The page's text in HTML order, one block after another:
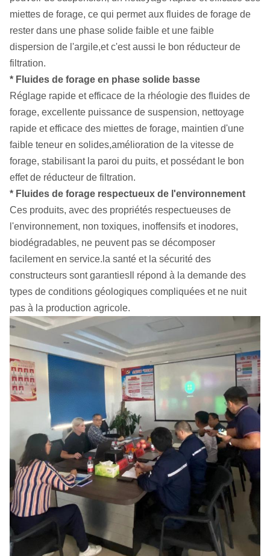
miettes de forage, ce qui permet aux fluides de forage de
rester dans une phase solide faible et une faible
dispersion de l'argile,et c'est aussi le bon réducteur de
filtration.
* Fluides de forage en phase solide basse
Réglage rapide et efficace de la rhéologie des fluides de
forage, excellente puissance de suspension, nettoyage
rapide et efficace des miettes de forage, maintien d'une
faible teneur en solides,amélioration de la vitesse de
forage, stabilisant la paroi du puits, et possédant le bon
effet de réducteur de filtration.
* Fluides de forage respectueux de l'environnement
Ces produits, avec des propriétés respectueuses de
l'environnement, non toxiques, inoffensifs et inodores,
biodégradables, ne peuvent pas se décomposer
facilement en service.la santé et la sécurité des
constructeurs sont garantiesIl répond à la demande des
types de conditions géologiques compliquées et ne nuit
pas à la production agricole.